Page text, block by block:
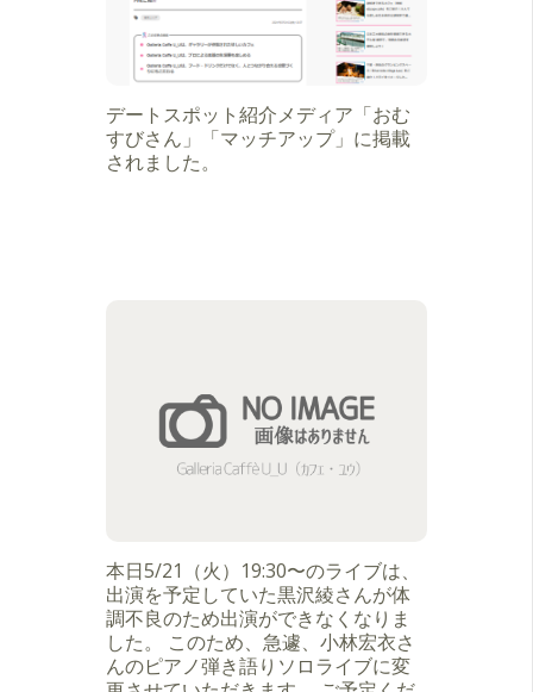
デートスポット紹介メディア「おむ
すびさん」「マッチアップ」に掲載
されました。
本日5/21（火）19:30〜のライブは、
出演を予定していた黒沢綾さんが体
調不良のため出演ができなくなりま
した。 このため、急遽、小林宏衣さ
んのピアノ弾き語りソロライブに変